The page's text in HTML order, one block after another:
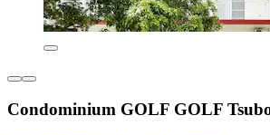
Condominium GOLF GOLF